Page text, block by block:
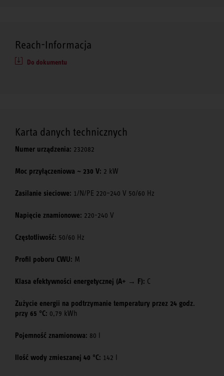
Reach-Informacja
Do dokumentu
Karta danych technicznych
Numer urządzenia: 232082
Moc przyłączeniowa ~ 230 V: 2 kW
Zasilanie sieciowe: 1/N/PE 220–240 V 50/60 Hz
Napięcie znamionowe: 220-240 V
Częstotliwość: 50/60 Hz
Profil poboru CWU: M
Klasa efektywności energetycznej (A+ → F): C
Zużycie energii na podtrzymanie temperatury przez 24 godz.
przy 65 °C: 0,79 kWh
Pojemność znamionowa: 80 l
Ilość wody zmieszanej 40 °C: 142 l